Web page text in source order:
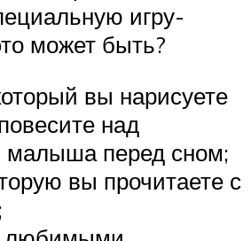
игру-
может быть?
вы нарисуете
над
малыша перед сном;
вы прочитаете с